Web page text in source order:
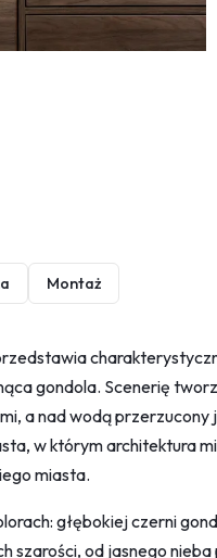
Montaż
gondola. Scenerię
a nad wodą przerzucony
w którym architektura
miasta.
głębokiej czerni
szarości, od jasnego